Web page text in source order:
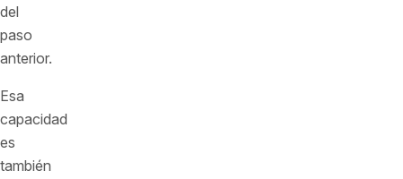
del
paso
anterior.
Esa
capacidad
es
también